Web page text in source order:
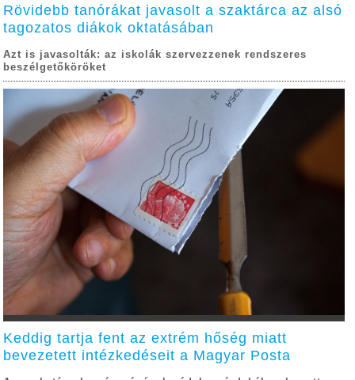
Rövidebb tanórákat javasolt a szaktárca az alsó
tagozatos diákok oktatásában
Azt is javasolták: az iskolák szervezzenek rendszeres
beszélgetőköröket
Keddig tartja fent az extrém hőség miatt
bevezetett intézkedéseit a Magyar Posta